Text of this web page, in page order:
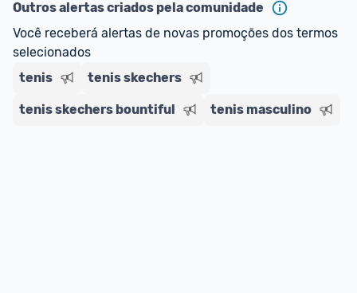
: A partir de 2 dias úteis.*
*Confira aqui as regras e condições!
Outros alertas criados pela comunidade
Você receberá alertas de novas promoções dos termos
selecionados
tenis
tenis skechers
tenis skechers bountiful tenis masculino